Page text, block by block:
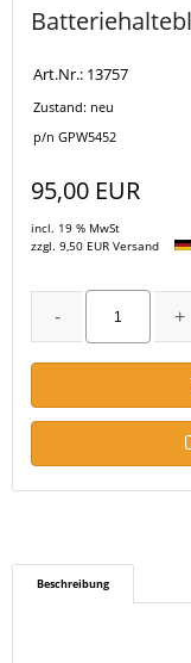
Art.Nr.: 13757
Zustand: neu
p/n GPW5452
95,00 EUR
incl. 19 % MwSt
zzgl. 9,50 EUR Versand
Beschreibung